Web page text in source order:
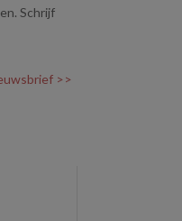
Schrijf
>>